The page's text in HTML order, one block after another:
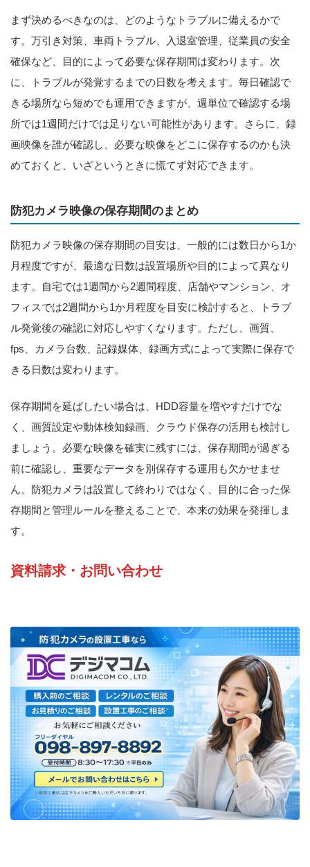
まず決めるべきなのは、どのようなトラブルに備えるかで
す。万引き対策、車両トラブル、入退室管理、従業員の安全
確保など、目的によって必要な保存期間は変わります。次
に、トラブルが発覚するまでの日数を考えます。毎日確認で
きる場所なら短めでも運用できますが、週単位で確認する場
所では1週間だけでは足りない可能性があります。さらに、録
画映像を誰が確認し、必要な映像をどこに保存するのかも決
めておくと、いざというときに慌てず対応できます。
防犯カメラ映像の保存期間のまとめ
防犯カメラ映像の保存期間の目安は、一般的には数日から1か
月程度ですが、最適な日数は設置場所や目的によって異なり
ます。自宅では1週間から2週間程度、店舗やマンション、オ
フィスでは2週間から1か月程度を目安に検討すると、トラブ
ル発覚後の確認に対応しやすくなります。ただし、画質、
fps、カメラ台数、記録媒体、録画方式によって実際に保存で
きる日数は変わります。
保存期間を延ばしたい場合は、HDD容量を増やすだけでな
く、画質設定や動体検知録画、クラウド保存の活用も検討し
ましょう。必要な映像を確実に残すには、保存期間が過ぎる
前に確認し、重要なデータを別保存する運用も欠かせませ
ん。防犯カメラは設置して終わりではなく、目的に合った保
存期間と管理ルールを整えることで、本来の効果を発揮しま
す。
資料請求・お問い合わせ